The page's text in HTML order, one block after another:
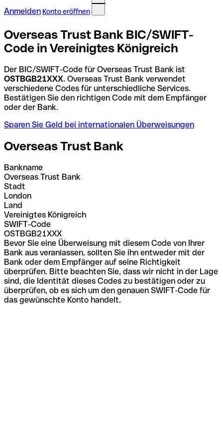
Anmelden Konto eröffnen
Overseas Trust Bank BIC/SWIFT-
Code in Vereinigtes Königreich
Der BIC/SWIFT-Code für Overseas Trust Bank ist
OSTBGB21XXX. Overseas Trust Bank verwendet
verschiedene Codes für unterschiedliche Services.
Bestätigen Sie den richtigen Code mit dem Empfänger
oder der Bank.
Sparen Sie Geld bei internationalen Überweisungen
Overseas Trust Bank
Bankname
Overseas Trust Bank
Stadt
London
Land
Vereinigtes Königreich
SWIFT-Code
OSTBGB21XXX
Bevor Sie eine Überweisung mit diesem Code von Ihrer
Bank aus veranlassen, sollten Sie ihn entweder mit der
Bank oder dem Empfänger auf seine Richtigkeit
überprüfen. Bitte beachten Sie, dass wir nicht in der Lage
sind, die Identität dieses Codes zu bestätigen oder zu
überprüfen, ob es sich um den genauen SWIFT-Code für
das gewünschte Konto handelt.